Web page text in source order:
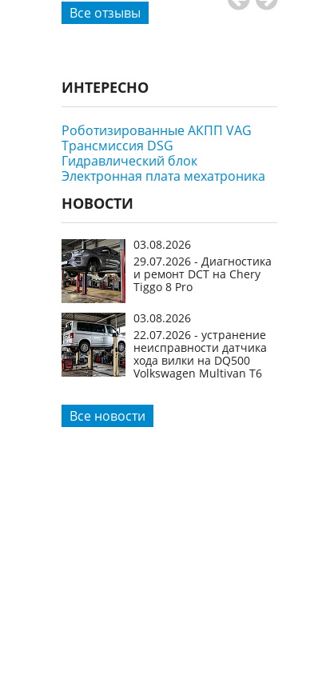
Все отзывы
ИНТЕРЕСНО
Роботизированные АКПП VAG
Трансмиссия DSG
Гидравлический блок
Электронная плата мехатроника
НОВОСТИ
03.08.2026
и ремонт DCT на Chery
Tiggo 8 Pro